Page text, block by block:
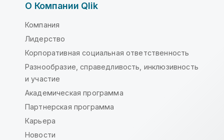
О Компании Qlik
Компания
Лидерство
Корпоративная социальная ответственность
Разнообразие, справедливость, инклюзивность
и участие
Академическая программа
Партнерская программа
Карьера
Новости